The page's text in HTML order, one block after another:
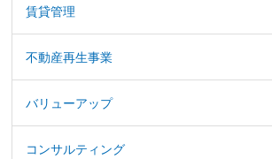
賃貸管理
不動産再生事業
バリューアップ
コンサルティング